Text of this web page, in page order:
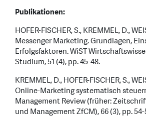
Publikationen:
HOFER-FISCHER, S., KREMMEL, D.,
Messenger Marketing. Grundlagen,
Erfolgsfaktoren. WiST
Studium, 51 (4), pp. 45-48.
KREMMEL, D., HOFER-FISCHER, S.,
Online-Marketing systematisch
Management Review (früher:
und Management ZfCM), 66 (3), pp. 54-